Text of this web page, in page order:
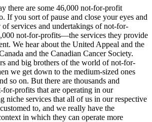
there are some 46,000 not-for-profit
If you sort of pause and close your eyes and
services and undertakings of not-for-
not-for-profits—the services they provide
We hear about the United Appeal and the
and the Canadian Cancer Society.
and big brothers of the world of not-for-
we get down to the medium-sized ones
so on. But there are thousands and
for-profits that are operating in our
niche services that all of us in our respective
to, and we really have the
in which they can operate more